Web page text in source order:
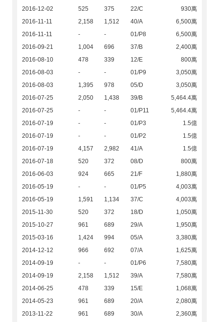
2016-12-02
525 375 22/C
930萬
2016-11-11
2,158 1,512 40/A
6,500萬
2016-11-11
- - 01/P8
6,500萬
2016-09-21
1,004 696 37/B
2,400萬
2016-08-10
478 339 12/E
800萬
2016-08-03
- - 01/P9
3,050萬
2016-08-03
1,395 978 05/D
3,050萬
2016-07-25
2,050 1,438 39/B
5,464.4萬
2016-07-25
- - 01/P11
5,464.4萬
2016-07-19
- - 01/P3
1.5億
2016-07-19
- - 01/P2
1.5億
2016-07-19
4,157 2,982 41/A
1.5億
2016-07-18
520 372 08/D
800萬
2016-06-03
924 665 21/F
1,880萬
2016-05-19
- - 01/P5
4,003萬
2016-05-19
1,591 1,134 37/C
4,003萬
2015-11-30
520 372 18/D
1,050萬
2015-10-27
961 689 29/A
1,950萬
2015-03-16
1,424 994 05/A
3,380萬
2014-12-12
966 692 07/A
1,625萬
2014-09-19
- - 01/P6
7,580萬
2014-09-19
2,158 1,512 39/A
7,580萬
2014-06-25
478 339 15/E
1,068萬
2014-05-23
961 689 20/A
2,080萬
2013-11-22
961 689 30/A
2,360萬